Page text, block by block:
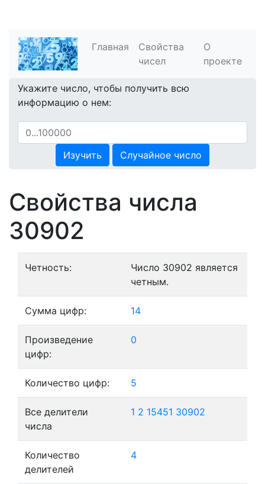
Главная
Свойства
чисел
О
проекте
Укажите число, чтобы получить всю
информацию о нем:
Изучить Случайное число
Свойства числа
30902
Четность:
Число 30902 является
четным.
Сумма цифр: 14
Произведение
цифр:
0
Количество цифр: 5
Все делители
числа
1 2 15451 30902
Количество
делителей
4